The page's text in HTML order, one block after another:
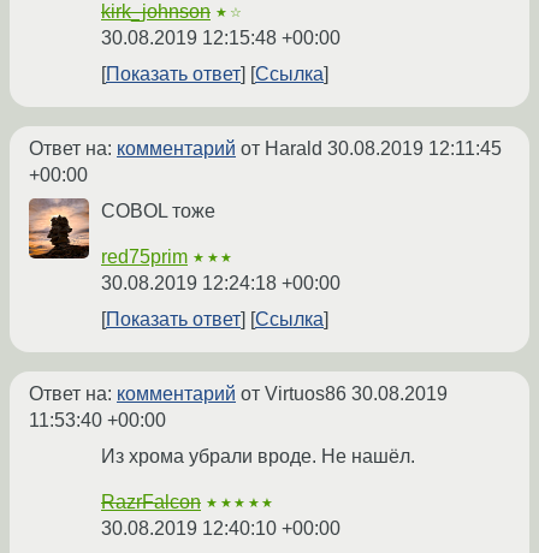
kirk_johnson ★☆
30.08.2019 12:15:48 +00:00
Показать ответ
Ссылка
Ответ на: комментарий от Harald 30.08.2019 12:11:45
+00:00
COBOL тоже
red75prim ★★★
30.08.2019 12:24:18 +00:00
Показать ответ
Ссылка
Ответ на: комментарий от Virtuos86 30.08.2019
11:53:40 +00:00
Из хрома убрали вроде. Не нашёл.
RazrFalcon ★★★★★
30.08.2019 12:40:10 +00:00